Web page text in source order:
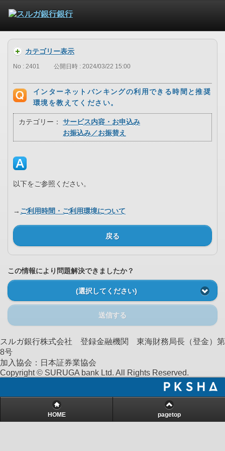
カテゴリー表示
No : 2401 公開日時 : 2024/03/22 15:00
インターネットバンキングの利用できる時間と推奨
環境を教えてください。
カテゴリー：
サービス内容・お申込み
お振込み／お振替え
以下をご参照ください。
→ ご利用時間・ご利用環境について
戻る
この情報により問題解決できましたか？
(選択してください)
送信する
スルガ銀行株式会社 登録金融機関 東海財務局長（登金）第
8号
加入協会：日本証券業協会
Copyright © SURUGA bank Ltd. All Rights Reserved.
HOME pagetop